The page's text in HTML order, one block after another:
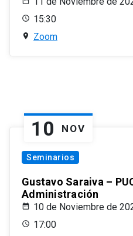
15:30
Zoom
10 NOV
Seminarios
Gustavo Saraiva –
Administración
10 de Noviembre de
17:00